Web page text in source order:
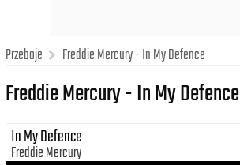
Przeboje Freddie Mercury - In My Defence
Freddie Mercury - In My Defence
In My Defence
Freddie Mercury